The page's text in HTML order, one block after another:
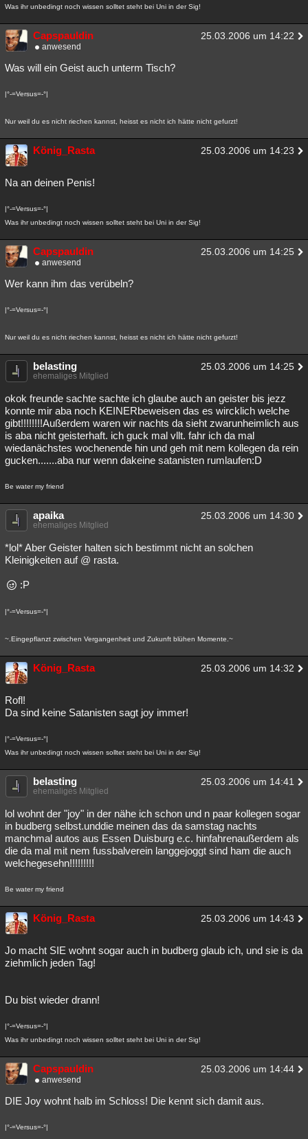
Was ihr unbedingt noch wissen solltet steht bei Uni in der Sig!
Capspauldin 25.03.2006 um 14:22
anwesend
Was will ein Geist auch unterm Tisch?
|°-=Versus=-°|
Nur weil du es nicht riechen kannst, heisst es nicht ich hätte nicht gefurzt!
König_Rasta 25.03.2006 um 14:23
Na an deinen Penis!
|°-=Versus=-°|
Was ihr unbedingt noch wissen solltet steht bei Uni in der Sig!
Capspauldin 25.03.2006 um 14:25
anwesend
Wer kann ihm das verübeln?
|°-=Versus=-°|
Nur weil du es nicht riechen kannst, heisst es nicht ich hätte nicht gefurzt!
belasting 25.03.2006 um 14:25
ehemaliges Mitglied
okok freunde sachte sachte ich glaube auch an geister bis jezz
konnte mir aba noch KEINERbeweisen das es wircklich welche
gibt!!!!!!!!Außerdem waren wir nachts da sieht zwarunheimlich aus
is aba nicht geisterhaft. ich guck mal vllt. fahr ich da mal
wiedanächstes wochenende hin und geh mit nem kollegen da rein
gucken.......aba nur wenn dakeine satanisten rumlaufen:D
Be water my friend
apaika 25.03.2006 um 14:30
ehemaliges Mitglied
*lol* Aber Geister halten sich bestimmt nicht an solchen
Kleinigkeiten auf @ rasta.
:P
|°-=Versus=-°|
~.Eingepflanzt zwischen Vergangenheit und Zukunft blühen Momente.~
König_Rasta 25.03.2006 um 14:32
Rofl!
Da sind keine Satanisten sagt joy immer!
|°-=Versus=-°|
Was ihr unbedingt noch wissen solltet steht bei Uni in der Sig!
belasting 25.03.2006 um 14:41
ehemaliges Mitglied
lol wohnt der "joy" in der nähe ich schon und n paar kollegen sogar
in budberg selbst.unddie meinen das da samstag nachts
manchmal autos aus Essen Duisburg e.c. hinfahrenaußerdem als
die da mal mit nem fussbalverein langgejoggt sind ham die auch
welchegesehn!!!!!!!!!
Be water my friend
König_Rasta 25.03.2006 um 14:43
Jo macht SIE wohnt sogar auch in budberg glaub ich, und sie is da
ziehmlich jeden Tag!
Du bist wieder drann!
|°-=Versus=-°|
Was ihr unbedingt noch wissen solltet steht bei Uni in der Sig!
Capspauldin 25.03.2006 um 14:44
anwesend
DIE Joy wohnt halb im Schloss! Die kennt sich damit aus.
|°-=Versus=-°|